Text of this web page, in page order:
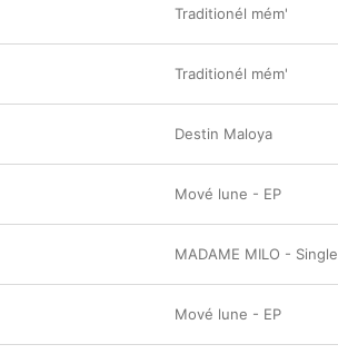
Traditionél mém'
Traditionél mém'
Destin Maloya
Mové lune - EP
MADAME MILO - Single
Mové lune - EP